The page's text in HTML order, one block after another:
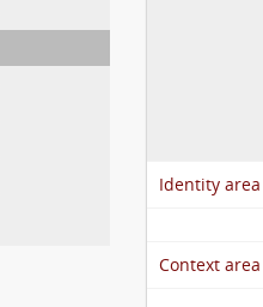
Identity area
Context area